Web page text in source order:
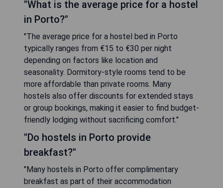
"What is the average price for a hostel
in Porto?"
"The average price for a hostel bed in Porto
typically ranges from €15 to €30 per night
depending on factors like location and
seasonality. Dormitory-style rooms tend to be
more affordable than private rooms. Many
hostels also offer discounts for extended stays
or group bookings, making it easier to find budget-
friendly lodging without sacrificing comfort."
"Do hostels in Porto provide
breakfast?"
"Many hostels in Porto offer complimentary
breakfast as part of their accommodation